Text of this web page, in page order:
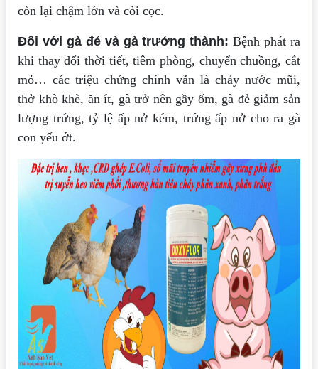
còn lại chậm lớn và còi cọc.
Đối với gà đẻ và gà trưởng thành: Bệnh phát ra
khi thay đổi thời tiết, tiêm phòng, chuyển chuồng, cắt
mỏ… các triệu chứng chính vẫn là chảy nước mũi,
thở khò khè, ăn ít, gà trở nên gầy ốm, gà đẻ giảm sản
lượng trứng, tỷ lệ ấp nở kém, trứng ấp nở cho ra gà
con yếu ớt.